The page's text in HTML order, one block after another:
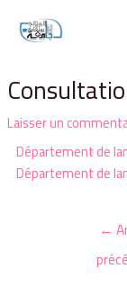
Laisser un
Département de
Département de
←